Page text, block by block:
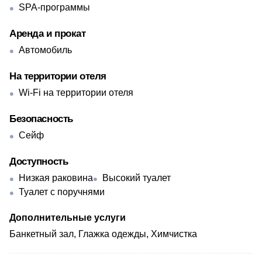
SPA-программы
Аренда и прокат
Автомобиль
На территории отеля
Wi-Fi на территории отеля
Безопасность
Сейф
Доступность
Низкая раковина
Высокий туалет
Туалет с поручнями
Дополнительные услуги
Банкетный зал, Глажка одежды, Химчистка